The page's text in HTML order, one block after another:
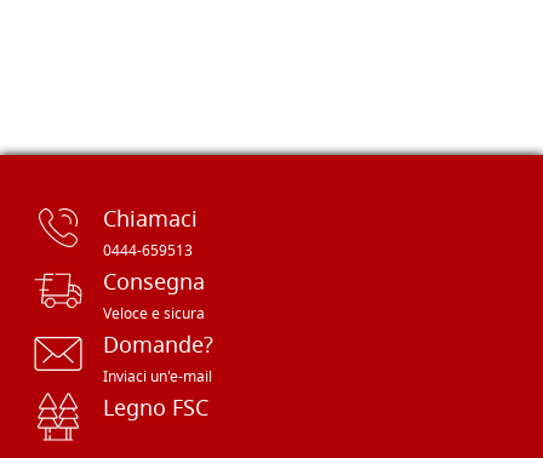
Chiamaci
0444-659513
Consegna
Veloce e sicura
Domande?
Inviaci un'e-mail
Legno FSC